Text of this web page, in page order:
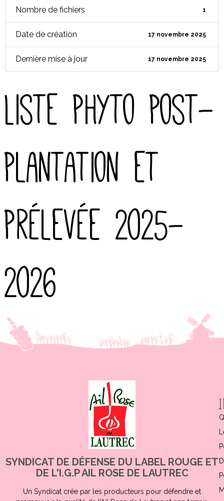
Nombre de fichiers 1
Date de création 17 novembre 2025
Dernière mise à jour 17 novembre 2025
Liste phyto post-
plantation et
prélevée 2025-
2026
SYNDICAT DE DÉFENSE DU LABEL ROUGE ET
DE L'I.G.P AIL ROSE DE LAUTREC
Un Syndicat crée par les producteurs pour défendre et